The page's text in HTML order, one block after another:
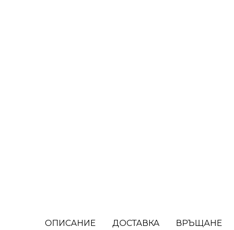
ОПИСАНИЕ ДОСТАВКА ВРЪЩАНЕ